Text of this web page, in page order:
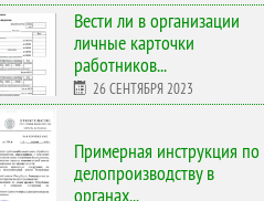
Вести ли в организации
личные карточки
работников...
26 СЕНТЯБРЯ 2023
Примерная инструкция по
делопроизводству в
органах...